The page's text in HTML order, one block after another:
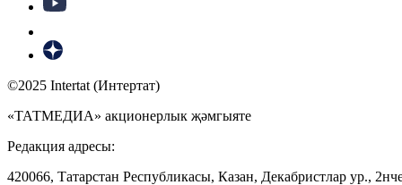
©2025 Intertat (Интертат)
«ТАТМЕДИА» акционерлык җәмгыяте
Редакция адресы:
420066, Татарстан Республикасы, Казан, Декабристлар ур.,